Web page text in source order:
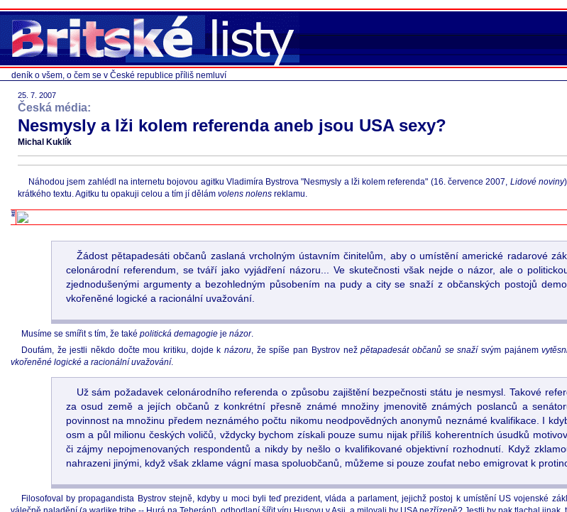
deník o všem, o čem se v České republice příliš nemluví
25. 7. 2007
Česká média:
Nesmysly a lži kolem referenda aneb jsou USA sexy?
Michal Kuklík
Náhodou jsem zahlédl na internetu bojovou agitku Vladimíra Bystrova "Nesmysly a lži kolem referenda" (16. července 2007, Lidové noviny
krátkého textu. Agitku tu opakuji celou a tím jí dělám volens nolens reklamu.
Žádost pětapadesáti občanů zaslaná vrcholným ústavním činitelům, aby o umístění americké radarové
celonárodní referendum, se tváří jako vyjádření názoru... Ve skutečnosti však nejde o názor, ale o
zjednodušenými argumenty a bezohledným působením na pudy a city se snaží z občanských postojů
vkořeněné logické a racionální uvažování.
Musíme se smířit s tím, že také politická demagogie je názor.
Doufám, že jestli někdo dočte mou kritiku, dojde knázoru, že spíše pan Bystrov nežpětapadesát občanů se snaží svým pajánem
vkořeněné logické a racionální uvažování.
Už sám požadavek celonárodního referenda o způsobu zajištění bezpečnosti státu je nesmysl. Takové
za osud země a jejích občanů z konkrétní přesně známé množiny jmenovitě známých poslanců a
povinnost na množinu předem neznámého počtu nikomu neodpovědných anonymů neznámé kvalifikace. I
osm a půl milionu českých voličů, vždycky bychom získali pouze sumu nijak příliš koherentních úsudků
či zájmy nepojmenovaných respondentů a nikdy by nešlo o kvalifikované objektivní rozhodnutí. Když
nahrazeni jinými, když však zklame vágní masa spoluobčanů, můžeme si pouze zoufat nebo emigrovat k
Filosofoval by propagandista Bystrov stejně, kdyby u moci byli teď prezident, vláda a parlament, jejichž postoj k umístění US vojenské